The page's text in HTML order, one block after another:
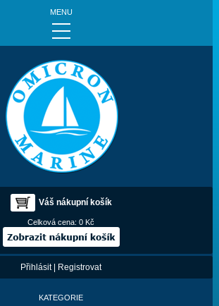
MENU
Váš nákupní košík
Celková cena:0 Kč
Přihlásit| Registrovat
KATEGORIE